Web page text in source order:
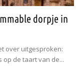
dorpje in
over uitgesproken:
op de taart van de...